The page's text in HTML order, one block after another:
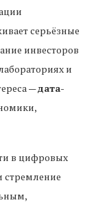
серьёзные
инвесторов
и
—дата-
в цифровых
стремление